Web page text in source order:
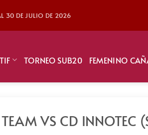
30 DE JULIO DE 2026
TORNEO SUB20 FEMENINO
TEAM VS CD INNOTEC